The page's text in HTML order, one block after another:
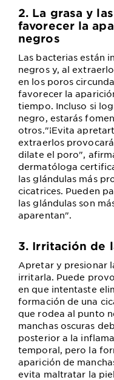
2. La grasa y
favorecer la
negros
Las bacterias están
negros y, al
en los poros
favorecer la
tiempo. Incluso si
negro, estarás
otros."¡Evita
extraerlos
dilate el poro",
dermatóloga
las glándulas más
cicatrices. Pueden
las glándulas son
aparentan".
3. Irritación de
Apretar y presionar
irritarla. Puede
en que intentaste
formación de una
que rodea al punto
manchas oscuras
posterior a la
temporal, pero la
aparición de
evita maltratar la